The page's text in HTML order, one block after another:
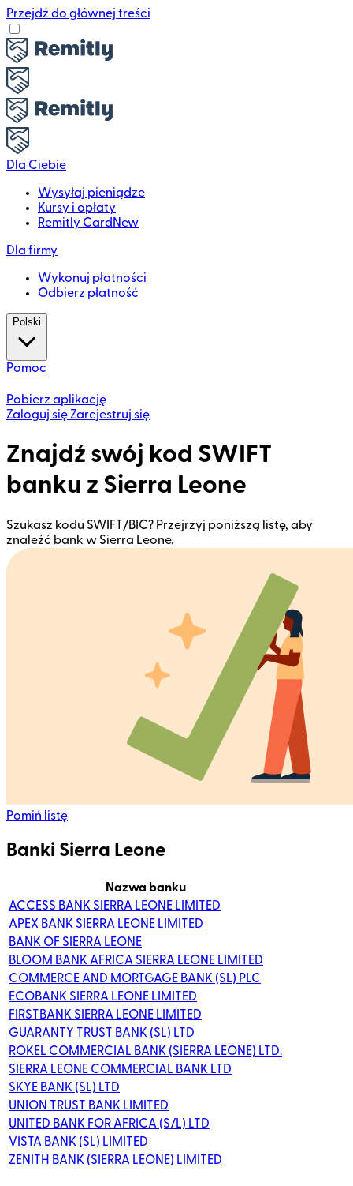
Przejdź do głównej treści
Dla Ciebie
Wysyłaj pieniądze
Kursy i opłaty
Remitly Card New
Dla firmy
Wykonuj płatności
Odbierz płatność
Polski
Pomoc
Pobierz aplikację
Zaloguj się Zarejestruj się
Znajdź swój kod SWIFT
banku z Sierra Leone
Szukasz kodu SWIFT/BIC? Przejrzyj poniższą listę, aby
znaleźć bank w Sierra Leone.
Pomiń listę
Banki Sierra Leone
Nazwa banku
ACCESS BANK SIERRA LEONE LIMITED
APEX BANK SIERRA LEONE LIMITED
BANK OF SIERRA LEONE
BLOOM BANK AFRICA SIERRA LEONE LIMITED
COMMERCE AND MORTGAGE BANK (SL) PLC
ECOBANK SIERRA LEONE LIMITED
FIRSTBANK SIERRA LEONE LIMITED
GUARANTY TRUST BANK (SL) LTD
ROKEL COMMERCIAL BANK (SIERRA LEONE) LTD.
SIERRA LEONE COMMERCIAL BANK LTD
SKYE BANK (SL) LTD
UNION TRUST BANK LIMITED
UNITED BANK FOR AFRICA (S/L) LTD
VISTA BANK (SL) LIMITED
ZENITH BANK (SIERRA LEONE) LIMITED